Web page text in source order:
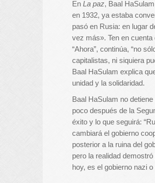
En La paz, Baal
en 1932, ya estaba
pasó en Rusia: en lugar
vez más». Ten en
“Ahora”, continúa, “no
capitalistas, ni siquiera
Baal HaSulam explica
unidad y la solidaridad.
Baal HaSulam no
poco después de la
éxito y lo que seguirá:
cambiará el gobierno
posterior a la ruina del
pero la realidad
hoy, es el gobierno nazi